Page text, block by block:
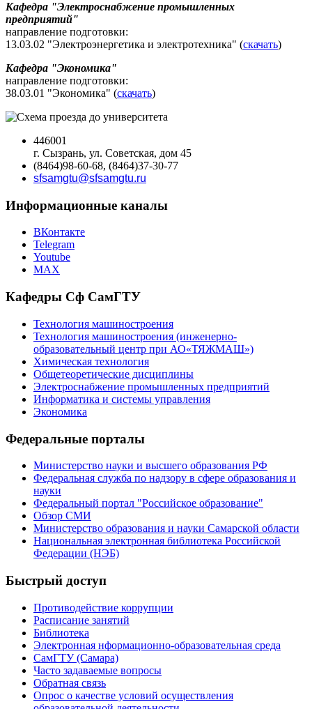
Кафедра "Электроснабжение промышленных
предприятий"
направление подготовки:
13.03.02 "Электроэнергетика и электротехника" (скачать)
Кафедра "Экономика"
направление подготовки:
38.03.01 "Экономика" (скачать)
446001
г. Сызрань, ул. Советская, дом 45
(8464)98-60-68, (8464)37-30-77
sfsamgtu@sfsamgtu.ru
Информационные каналы
ВКонтакте
Telegram
Youtube
MAX
Кафедры Сф СамГТУ
Технология машиностроения
Технология машиностроения (инженерно-
образовательный центр при АО«ТЯЖМАШ»)
Химическая технология
Общетеоретические дисциплины
Электроснабжение промышленных предприятий
Информатика и системы управления
Экономика
Федеральные порталы
Министерство науки и высшего образования РФ
Федеральная служба по надзору в сфере образования и
науки
Федеральный портал "Российское образование"
Обзор СМИ
Министерство образования и науки Самарской области
Национальная электронная библиотека Российской
Федерации (НЭБ)
Быстрый доступ
Противодействие коррупции
Расписание занятий
Библиотека
Электронная нформационно-образовательная среда
СамГТУ (Самара)
Часто задаваемые вопросы
Обратная связь
Опрос о качестве условий осуществления